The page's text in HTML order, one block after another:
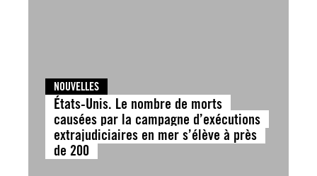
NOUVELLES
États-Unis. Le nombre de morts
causées par la campagne d’exécutions
extrajudiciaires en mer s’élève à près
de 200